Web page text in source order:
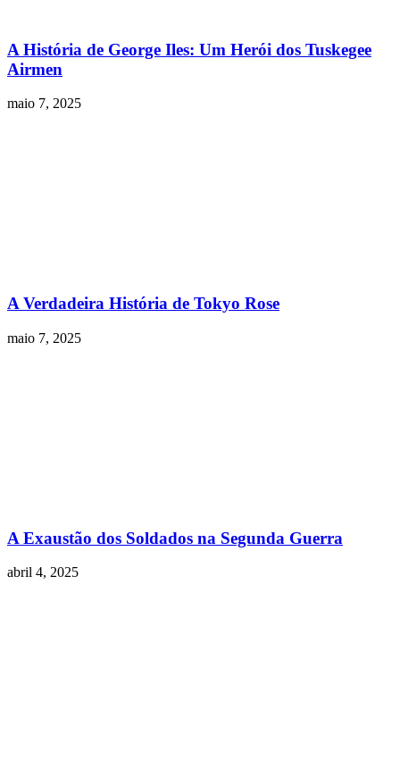
A História de George Iles: Um Herói dos Tuskegee
Airmen
maio 7, 2025
A Verdadeira História de Tokyo Rose
maio 7, 2025
A Exaustão dos Soldados na Segunda Guerra
abril 4, 2025